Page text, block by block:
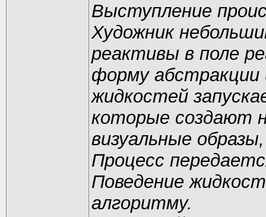
Выступление
Художник
реактивы в поле
форму абстракции
жидкостей
которые создают
визуальные
Процесс
Поведение
алгоритму.